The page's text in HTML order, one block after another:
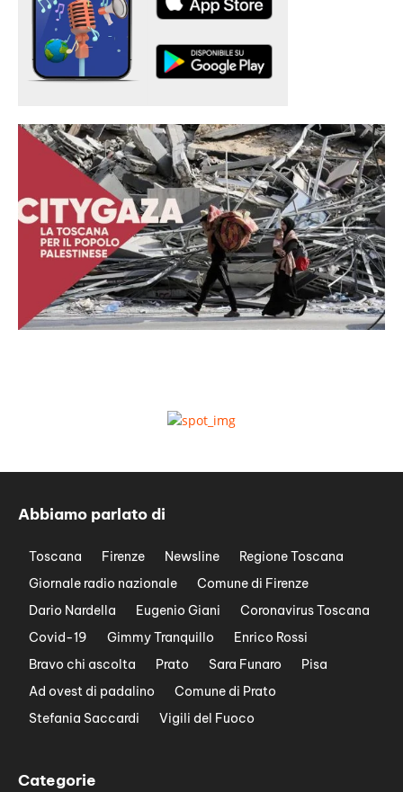
Abbiamo parlato di
Toscana Firenze Newsline
Regione Toscana
Giornale radio nazionale
Comune di Firenze
Dario Nardella
Eugenio Giani
Coronavirus Toscana
Covid-19
Gimmy Tranquillo
Enrico Rossi
Bravo chi ascolta
Prato Sara Funaro
Pisa
Ad ovest di padalino
Comune di Prato
Stefania Saccardi
Vigili del Fuoco
Categorie